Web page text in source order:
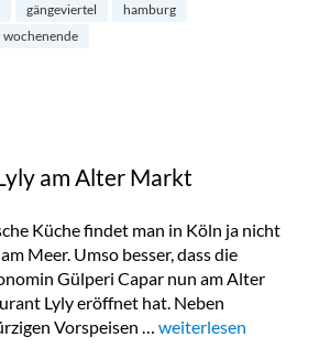
gängeviertel
hamburg
wochenende
am Alter Markt
Küche findet man in Köln ja nicht
Meer. Umso besser, dass die
Gülperi Capar nun am Alter
Lyly eröffnet hat. Neben
Vorspeisen … „Restaurant Lyly am
weiterlesen